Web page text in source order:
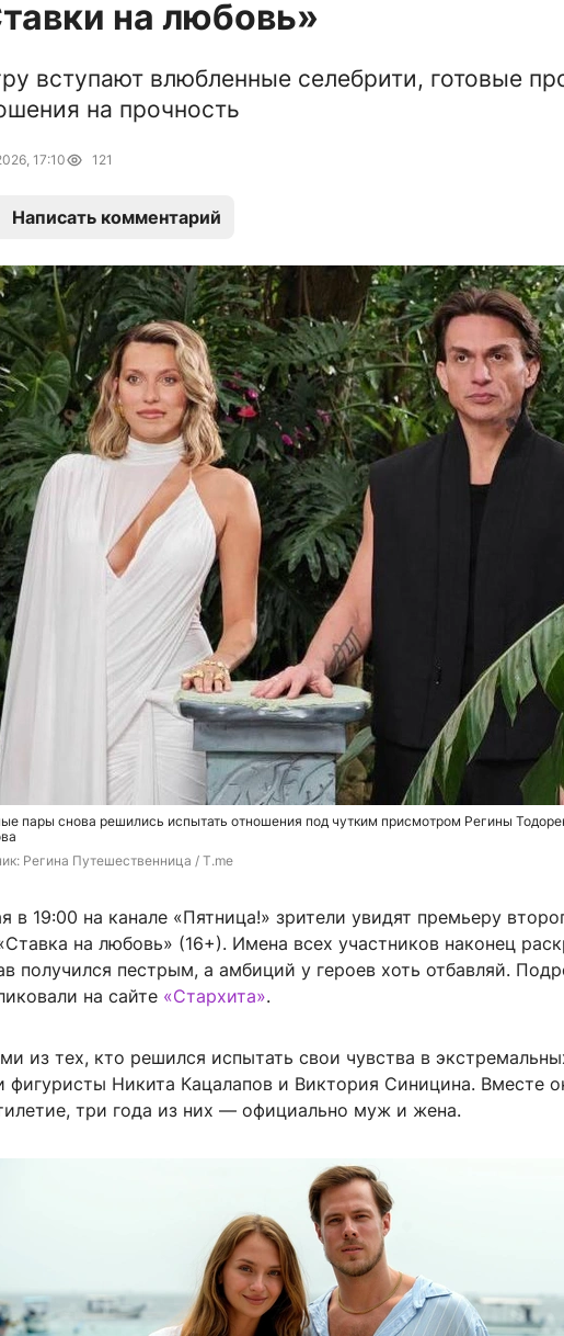
на любовь»
вступают влюбленные селебрити, готовые
на прочность
17:10 121
Написать комментарий
пары снова решились испытать отношения под чутким присмотром Регины
Регина Путешественница / T.me
в 19:00 на канале «Пятница!» зрители увидят премьеру
на любовь» (16+). Имена всех участников наконец
получился пестрым, а амбиций у героев хоть отбавляй.
на сайте «Стархита».
из тех, кто решился испытать свои чувства в
фигуристы Никита Кацалапов и Виктория Синицина. Вместе
три года из них — официально муж и жена.